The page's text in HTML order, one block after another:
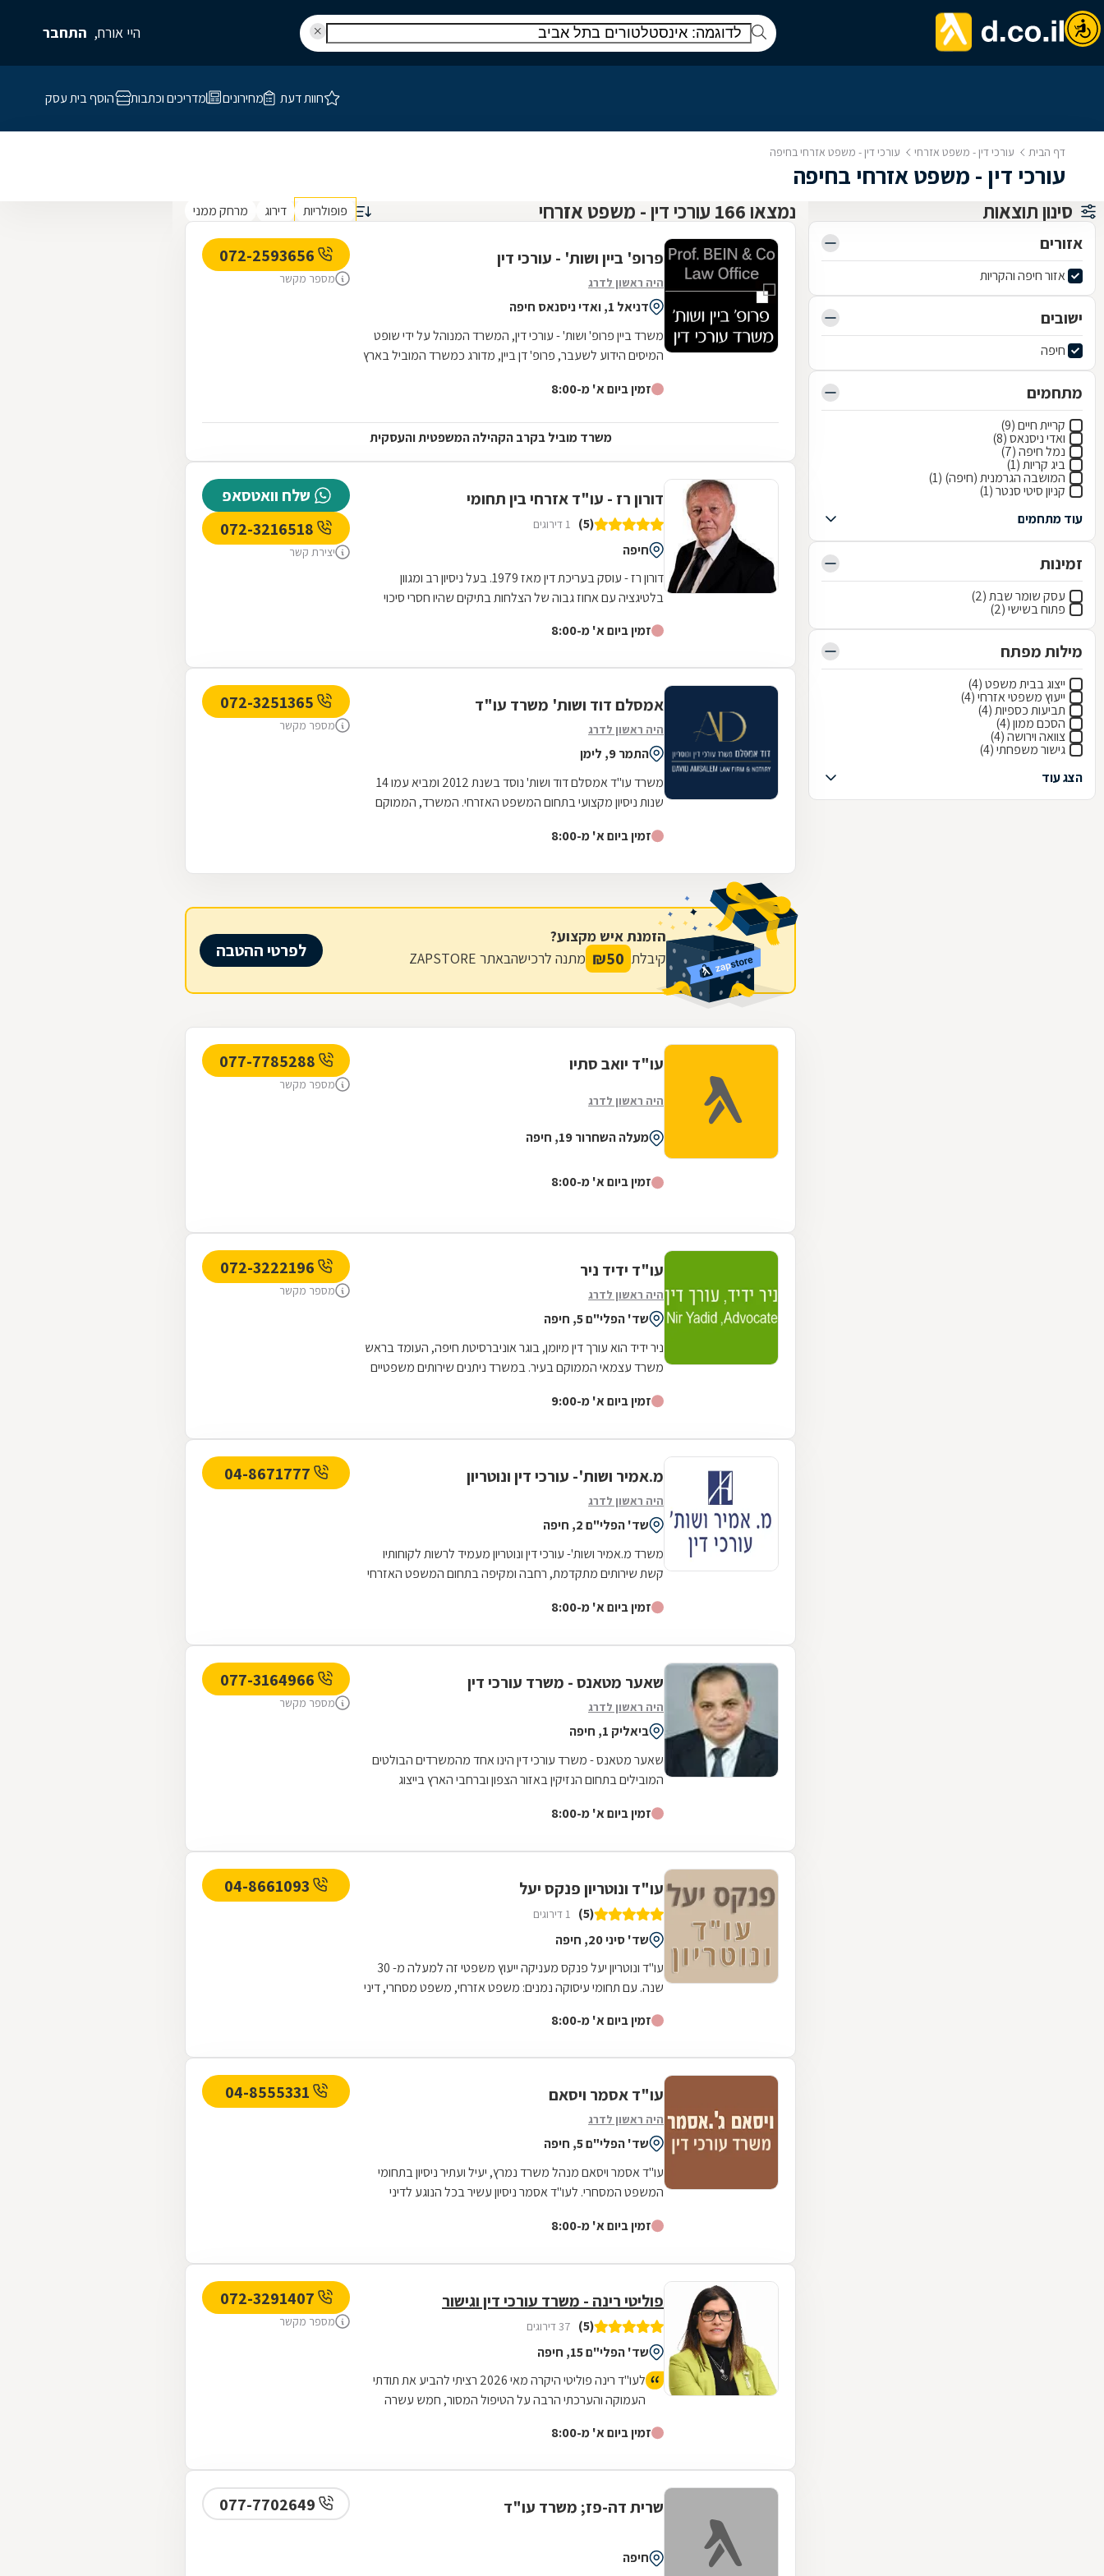
היי אורח, התחבר
חוות דעת מחירונים מדריכים וכתבות הוסף בית עסק
דף הבית עורכי דין - משפט אזרחי עורכי דין - משפט אזרחי בחיפה
עורכי דין - משפט אזרחי בחיפה
סינון תוצאות
אזורים
אזור חיפה והקריות
ישובים
חיפה
מתחמים
קריית חיים (9)
ואדי ניסנאס (8)
נמל חיפה (7)
ביג קריות (1)
המושבה הגרמנית (חיפה) (1)
קניון סיטי סנטר (1)
עוד מתחמים
זמינות
עסק שומר שבת (2)
פתוח בשישי (2)
מילות מפתח
ייצוג בבית משפט (4)
ייעוץ משפטי אזרחי (4)
תביעות כספיות (4)
הסכם ממון (4)
צוואה וירושה (4)
גישור משפחתי (4)
הצג עוד
נמצאו 166 עורכי דין - משפט אזרחי פופולריות דירוג מרחק ממני
פרופ' ביין ושות' - עורכי דין
היה ראשון לדרג
דניאל 1, ואדי ניסנאס חיפה
משרד ביין פרופ' ושות' - עורכי דין, המשרד המנוהל על ידי שופט
המיסים הידוע לשעבר, פרופ' דן ביין, מדורג כמשרד המוביל בארץ
זמין ביום א' מ-8:00
מספר מקשר
משרד מוביל בקרב הקהילה המשפטית והעסקית
דורון רז - עו"ד אזרחי בין תחומי
(5) 1 דירוגים
חיפה
דורון רז - עוסק בעריכת דין מאז 1979. בעל ניסיון רב ומגוון
בלטיגציה עם אחוז גבוה של הצלחות בתיקים שהיו חסרי סיכוי
זמין ביום א' מ-8:00
שלח וואטסאפ
יצירת קשר
אמסלם דוד ושות' משרד עו"ד
היה ראשון לדרג
התמר 9, לימן
משרד עו"ד אמסלם דוד ושות' נוסד בשנת 2012 ומביא עמו 14
שנות ניסיון מקצועי בתחום המשפט האזרחי. המשרד, הממוקם
זמין ביום א' מ-8:00
מספר מקשר
הזמנת איש מקצוע?
קיבלת 50
₪ מתנה לרכישהבאתר ZAPSTORE לפרטי ההטבה
עו"ד יואב סתיו
היה ראשון לדרג
מעלה השחרור 19, חיפה
זמין ביום א' מ-8:00
מספר מקשר
עו"ד ידיד ניר
היה ראשון לדרג
שד' הפלי"ם 5, חיפה
ניר ידיד הוא עורך דין מיומן, בוגר אוניברסיטת חיפה, העומד בראש
משרד עצמאי הממוקם בעיר. במשרד ניתנים שירותים משפטיים
זמין ביום א' מ-9:00
מספר מקשר
מ.אמיר ושות'- עורכי דין ונוטריון
היה ראשון לדרג
שד' הפלי"ם 2, חיפה
משרד מ.אמיר ושות'- עורכי דין ונוטריון מעמיד לרשות לקוחותיו
קשת שירותים מתקדמת, רחבה ומקיפה בתחום המשפט האזרחי
זמין ביום א' מ-8:00
שאער מטאנס - משרד עורכי דין
היה ראשון לדרג
ביאליק 1, חיפה
שאער מטאנס - משרד עורכי דין הינו אחד מהמשרדים הבולטים
המובילים בתחום הנזיקין באזור הצפון וברחבי הארץ בייצוג
זמין ביום א' מ-8:00
מספר מקשר
עו"ד ונוטריון פנקס יעל
(5) 1 דירוגים
שד' סיני 20, חיפה
עו"ד ונוטריון יעל פנקס מעניקה ייעוץ משפטי זה למעלה מ- 30
שנה. עם תחומי עיסוקה נמנים: משפט אזרחי, משפט מסחרי, דיני
זמין ביום א' מ-8:00
עו"ד אסמר ויסאם
היה ראשון לדרג
שד' הפלי"ם 5, חיפה
עו"ד אסמר ויסאם מנהל משרד נמרץ, יעיל ועתיר ניסיון בתחומי
המשפט המסחרי. לעו"ד אסמר ניסיון עשיר בכל הנוגע לדיני
זמין ביום א' מ-8:00
פוליטי רינה - משרד עורכי דין וגישור
(5) 37 דירוגים
שד' הפלי"ם 15, חיפה
לעו"ד רינה פוליטי היקרה מאי 2026 רציתי להביע את תודתי
העמוקה והערכתי הרבה על הטיפול המסור, חמש עשרה
בכל פנייה ופנייה, בכל רגע של ספק, בכל רגע שבו לא ידעתי
מעורכת דין. היית שם לא רק עם ידע משפטי וחדות מקצועית,
היית שם עם לב, עם קשב אמיתי, עם יכולת פנומנלית לזכור
רגעים שבהם כל העולם נדמה היה עוין לי ולא מובן, וכל רגע
זמין ביום א' מ-8:00
מספר מקשר
שרית דה-פז; משרד עו"ד
חיפה